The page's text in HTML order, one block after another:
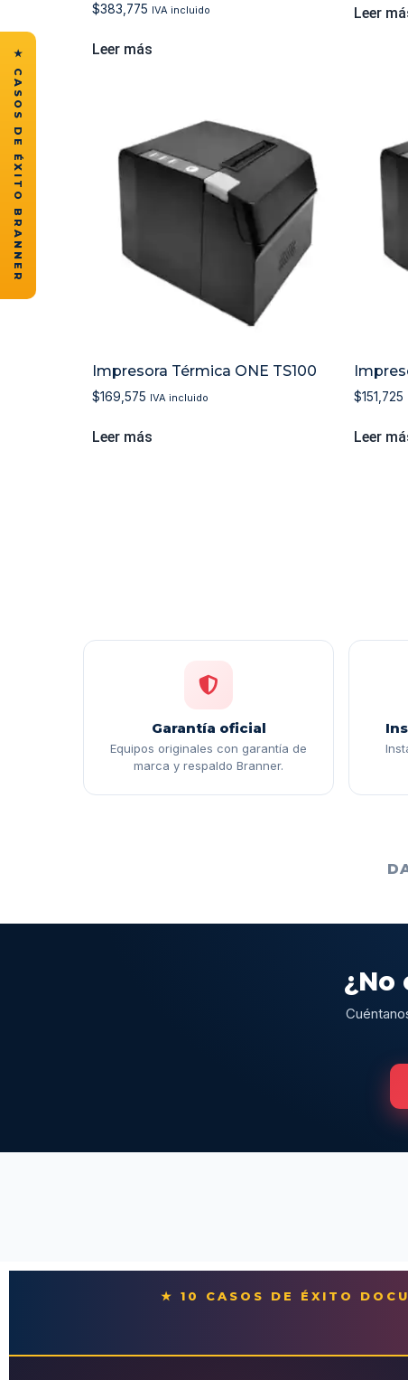
$383,775 IVA incluido
Leer más
Leer
Impresora Térmica ONE TS100
$169,575 IVA incluido
Leer más
$151,725
Leer
Garantía oficial
Equipos originales con garantía de
marca y respaldo Branner.
¿No
★ 10 CASOS DE ÉXITO
★ CASOS DE ÉXITO BRANNER